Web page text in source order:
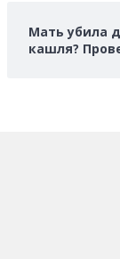
Мать убила
кашля?